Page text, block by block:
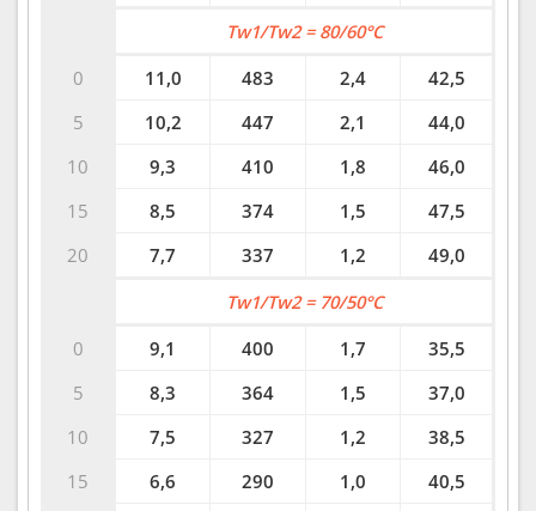
0
5
10
15
20
Tw1/Tw2 = 80/60°C
11,0
483 2,4
42,5
10,2
447 2,1
44,0
9,3
410 1,8
46,0
8,5
374 1,5
47,5
7,7
337 1,2 49,0
0
5
10
15
Tw1/Tw2 = 70/50°C
9,1
400 1,7
35,5
8,3
364 1,5
37,0
7,5
327 1,2
38,5
6,6
290 1,0
40,5